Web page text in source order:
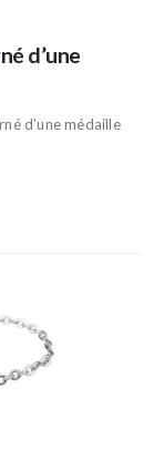
d’une
d'une médaille